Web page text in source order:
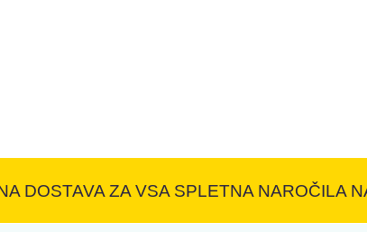
DOSTAVA ZA VSA SPLETNA NAROČILA